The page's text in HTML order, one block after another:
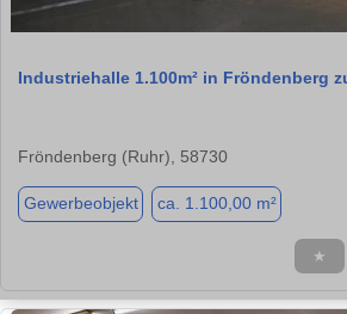
Industriehalle 1.100m² in Fröndenberg
Fröndenberg (Ruhr), 58730
Gewerbeobjekt ca. 1.100,00 m²
★